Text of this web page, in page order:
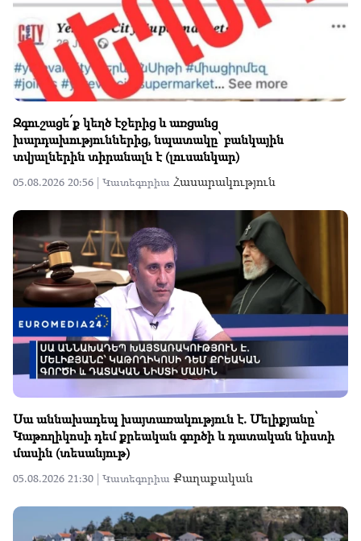
Զգուշացե՛ք կեղծ էջերից և առցանց
խարդախություններից, նպատակը՝ բանկային
տվյալներին տիրանալն է (լուսանկար)
05.08.2026 20:56 | Կատեգորիա Հասարակություն
Սա աննախադեպ խայտառակություն է. Մելիքյանը՝
Կաթողիկոսի դեմ քրեական գործի և դատական նիստի
մասին (տեսանյութ)
05.08.2026 21:30 | Կատեգորիա Քաղաքական